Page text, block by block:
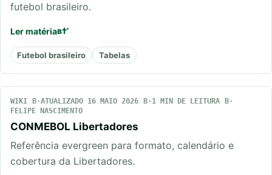
futebol brasileiro.
Ler matéria
Futebol brasileiro Tabelas
WIKI ATUALIZADO 16 MAIO 2026
1 MIN DE LEITURA
FELIPE NASCIMENTO
CONMEBOL Libertadores
Referência evergreen para formato, calendário e
cobertura da Libertadores.